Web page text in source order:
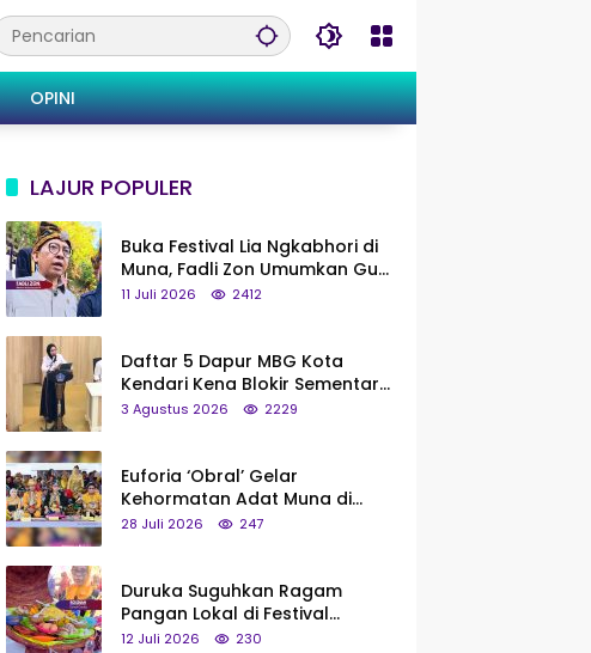
OPINI
LAJUR POPULER
Buka Festival Lia Ngkabhori di
Muna, Fadli Zon Umumkan Gua
Metanduno Segera Naik Status
11 Juli 2026 2412
Daftar 5 Dapur MBG Kota
Kendari Kena Blokir Sementara
dari Pusat
3 Agustus 2026 2229
Euforia ‘Obral’ Gelar
Kehormatan Adat Muna di
Silaturahmi KKMM, Ridwan Bae:
28 Juli 2026 247
Duruka Suguhkan Ragam
Pangan Lokal di Festival
Liangkobhori, Dari Umbi Rebus
12 Juli 2026 230